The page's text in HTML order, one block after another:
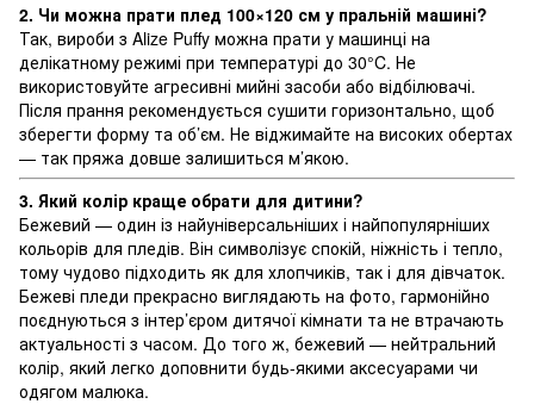
2. Чи можна прати плед 100×120 см у пральній машині?
Так, вироби з Alize Puffy можна прати у машинці на
делікатному режимі при температурі до 30°C. Не
використовуйте агресивні мийні засоби або відбілювачі.
Після прання рекомендується сушити горизонтально, щоб
зберегти форму та об’єм. Не віджимайте на високих обертах
— так пряжа довше залишиться м’якою.
3. Який колір краще обрати для дитини?
Бежевий — один із найуніверсальніших і найпопулярніших
кольорів для пледів. Він символізує спокій, ніжність і тепло,
тому чудово підходить як для хлопчиків, так і для дівчаток.
Бежеві пледи прекрасно виглядають на фото, гармонійно
поєднуються з інтер’єром дитячої кімнати та не втрачають
актуальності з часом. До того ж, бежевий — нейтральний
колір, який легко доповнити будь-якими аксесуарами чи
одягом малюка.